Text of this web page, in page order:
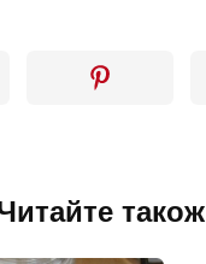
також